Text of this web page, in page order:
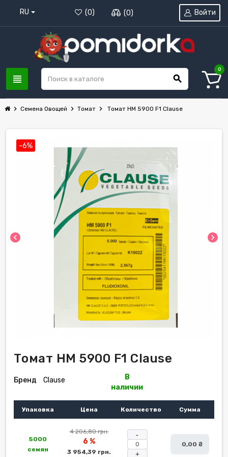
RU (0) (0)
view_headline search
Войти
0
chevron_right Семена Овощей chevron_right Томат chevron_right Томат НМ 5900 F1 Clause
chevron_left chevron_right
-6%
Томат НМ 5900 F1 Clause
Бренд Clause
В
наличии
Упаковка Цена Количество Сумма
5000
семян
4 206,80 грн.
6 %
3 954,39 грн. +
0,00 ₴